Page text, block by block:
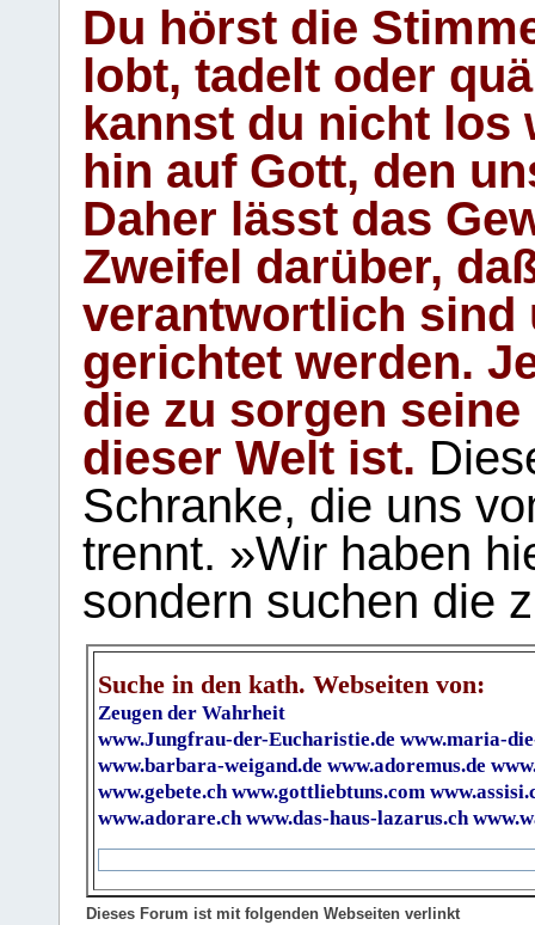
Du hörst die
lobt, tadelt oder
kannst du nicht los
hin auf Gott, den
Daher lässt das
Zweifel darüber,
verantwortlich sind
gerichtet werden.
die zu sorgen
dieser Welt ist.
Schranke, die uns
trennt. »Wir haben
sondern suchen die
Suche in den kath. Webseiten von:
Zeugen der Wahrheit
www.Jungfrau-der-Eucharistie.de www.maria-
www.barbara-weigand.de www.adoremus.de
www.gebete.ch www.gottliebtuns.com
www.adorare.ch www.das-haus-lazarus.ch
Dieses Forum ist mit folgenden Webseiten verlinkt